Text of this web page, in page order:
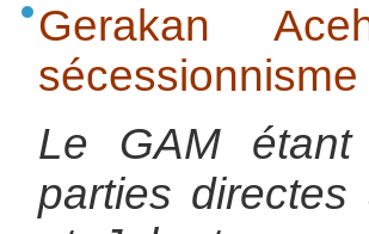
Gerakan
Le GAM étant
parties